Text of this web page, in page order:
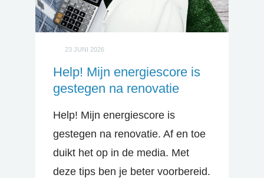
23 JUNI 2026
Help! Mijn energiescore is
gestegen na renovatie
Help! Mijn energiescore is
gestegen na renovatie. Af en toe
duikt het op in de media. Met
deze tips ben je beter voorbereid.